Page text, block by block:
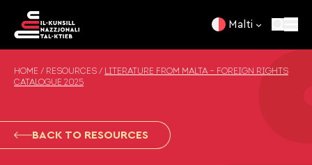
Malti
HOME / RESOURCES / LITERATURE FROM MALTA – FOREIGN RIGHTS
CATALOGUE 2025
BACK TO RESOURCES